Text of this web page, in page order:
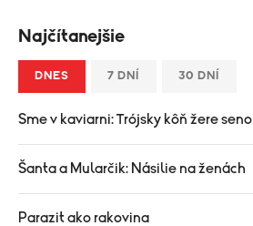
Najčítanejšie
DNES 7 DNÍ 30 DNÍ
Sme v kaviarni: Trójsky kôň žere seno
Šanta a Mularčik: Násilie na ženách
Parazit ako rakovina